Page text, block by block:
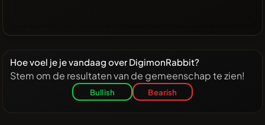
Hoe voel je je vandaag over DigimonRabbit?
Stem om de resultaten van de gemeenschap te zien!
Bullish Bearish